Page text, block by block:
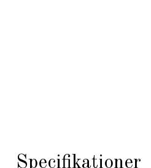
Specifikationer